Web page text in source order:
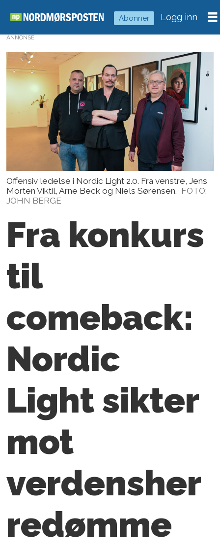
Abonner Logg inn
ANNONSE
Offensiv ledelse i Nordic Light 2.0. Fra venstre, Jens
Morten Viktil, Arne Beck og Niels Sørensen. FOTO:
JOHN BERGE
Fra konkurs
til
comeback:
Nordic
Light sikter
mot
verdensher
redømme